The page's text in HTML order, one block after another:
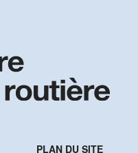
PLAN DU SITE